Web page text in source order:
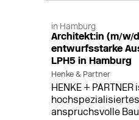
in Hamburg
Architekt:in (m/w/
entwurfsstarke
LPH5 in Hamburg
Henke & Partner
HENKE + PARTNER
anspruchsvolle